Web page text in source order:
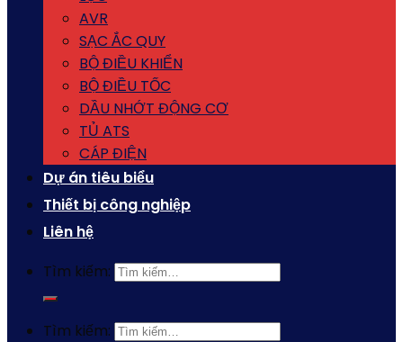
AVR
SẠC ẮC QUY
BỘ ĐIỀU KHIỂN
BỘ ĐIỀU TỐC
DẦU NHỚT ĐỘNG CƠ
TỦ ATS
CÁP ĐIỆN
Dự án tiêu biểu
Thiết bị công nghiệp
Liên hệ
Tìm kiếm:
Tìm kiếm: